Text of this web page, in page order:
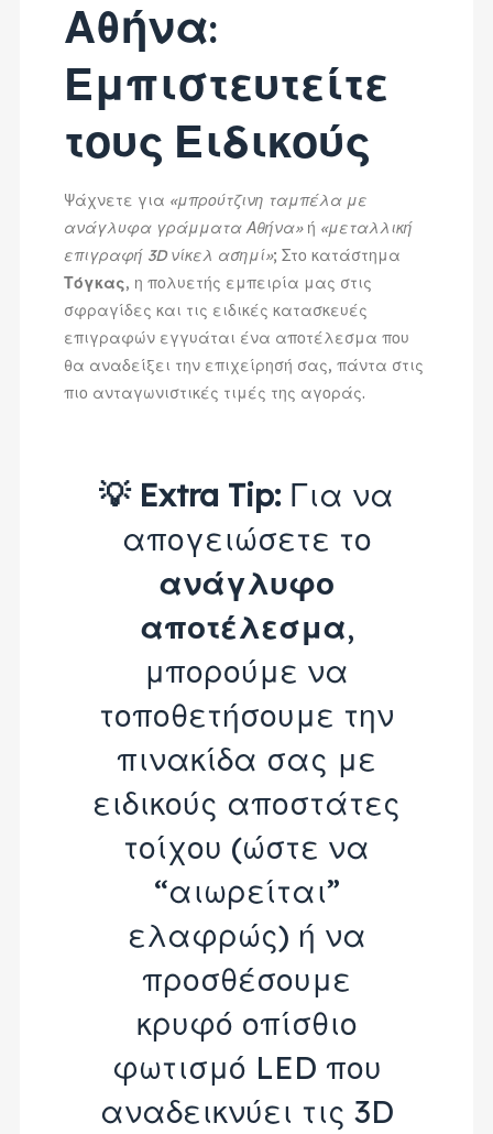
Αθήνα:
Εμπιστευτείτε
τους Ειδικούς
Ψάχνετε για «μπρούτζινη ταμπέλα με
ανάγλυφα γράμματα Αθήνα»ή «μεταλλική
επιγραφή 3D νίκελ ασημί»; Στο κατάστημα
Τόγκας, η πολυετής εμπειρία μας στις
σφραγίδες και τις ειδικές κατασκευές
επιγραφών εγγυάται ένα αποτέλεσμα που
θα αναδείξει την επιχείρησή σας, πάντα στις
πιο ανταγωνιστικές τιμές της αγοράς.
💡 Extra Tip:Για να
απογειώσετε το
ανάγλυφο
αποτέλεσμα,
μπορούμε να
τοποθετήσουμε την
πινακίδα σας με
ειδικούς αποστάτες
τοίχου (ώστε να
“αιωρείται”
ελαφρώς) ή να
προσθέσουμε
κρυφό οπίσθιο
φωτισμό LED που
αναδεικνύει τις 3D